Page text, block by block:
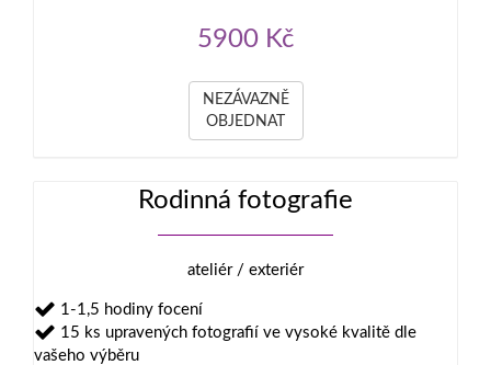
5900 Kč
NEZÁVAZNĚ
OBJEDNAT
Rodinná fotografie
ateliér / exteriér
1-1,5 hodiny focení
15 ks upravených fotografií ve vysoké kvalitě dle
vašeho výběru